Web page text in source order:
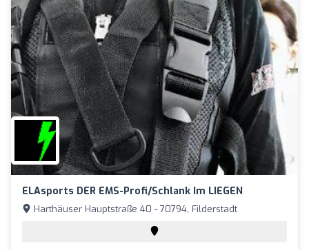
ELAsports DER EMS-Profi/Schlank Im LIEGEN
Harthäuser Hauptstraße 40 - 70794, Filderstadt